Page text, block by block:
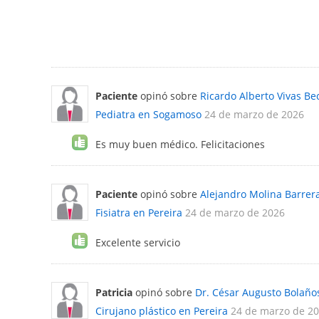
Paciente opinó sobre Ricardo Alberto Vivas
Pediatra en Sogamoso 24 de marzo de 2026
Es muy buen médico. Felicitaciones
Paciente opinó sobre Alejandro Molina
Fisiatra en Pereira 24 de marzo de 2026
Excelente servicio
Patricia opinó sobre Dr. César Augusto
Cirujano plástico en Pereira 24 de marzo de